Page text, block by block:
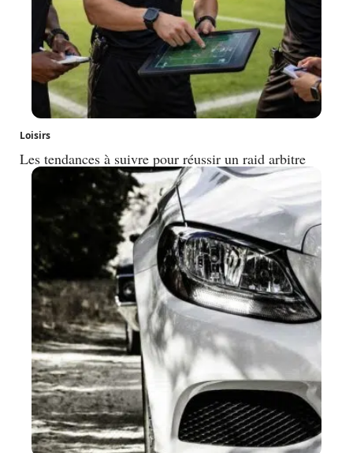
Loisirs
Les tendances à suivre pour réussir un raid arbitre